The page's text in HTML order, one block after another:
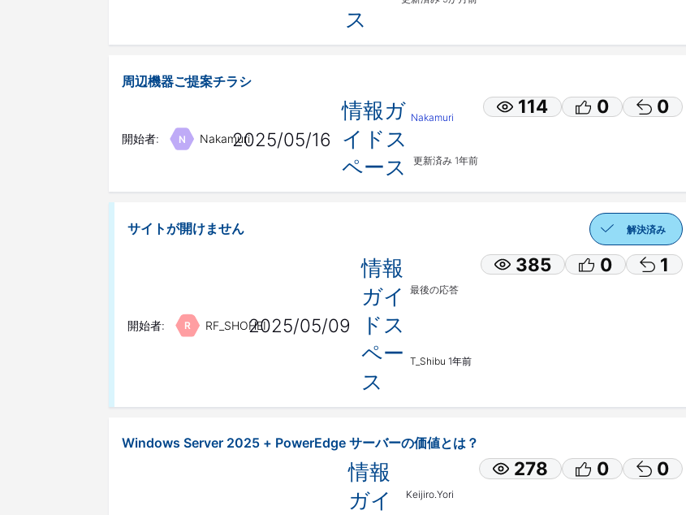
ス
周辺機器ご提案チラシ
開始者: N Nakamuri2025/05/16
情報ガ
イドス
ペース
Nakamuri
更新済み 1年前
114 0 0
サイトが開けません 解決済み
開始者: R RF_SHOHEI2025/05/09
情報
ガイ
ドス
ペー
ス
最後の応答
T_Shibu 1年前
385 0 1
Windows Server 2025 + PowerEdge サーバーの価値とは？
情報
ガイ
Keijiro.Yori
278 0 0